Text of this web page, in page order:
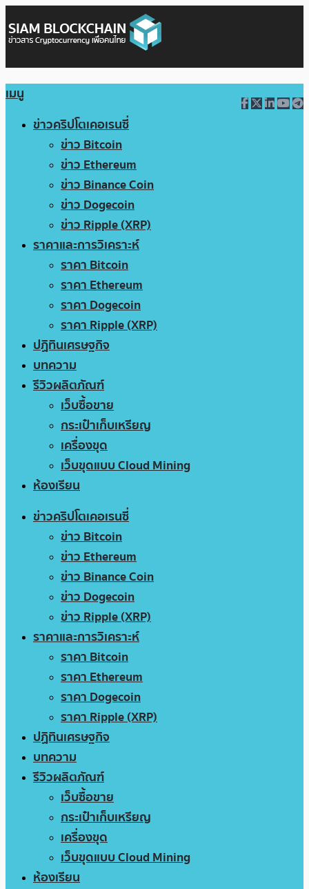
เมนู
ข่าวคริปโตเคอเรนซี่
ข่าว Bitcoin
ข่าว Ethereum
ข่าว Binance Coin
ข่าว Dogecoin
ข่าว Ripple (XRP)
ราคาและการวิเคราะห์
ราคา Bitcoin
ราคา Ethereum
ราคา Dogecoin
ราคา Ripple (XRP)
ปฏิทินเศรษฐกิจ
บทความ
รีวิวผลิตภัณฑ์
เว็บซื้อขาย
กระเป๋าเก็บเหรียญ
เครื่องขุด
เว็บขุดแบบ Cloud Mining
ห้องเรียน
ข่าวคริปโตเคอเรนซี่
ข่าว Bitcoin
ข่าว Ethereum
ข่าว Binance Coin
ข่าว Dogecoin
ข่าว Ripple (XRP)
ราคาและการวิเคราะห์
ราคา Bitcoin
ราคา Ethereum
ราคา Dogecoin
ราคา Ripple (XRP)
ปฏิทินเศรษฐกิจ
บทความ
รีวิวผลิตภัณฑ์
เว็บซื้อขาย
กระเป๋าเก็บเหรียญ
เครื่องขุด
เว็บขุดแบบ Cloud Mining
ห้องเรียน